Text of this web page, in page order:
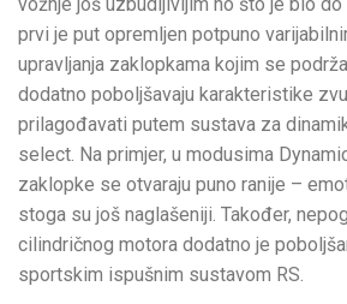
prvi je put opremljen potpuno
upravljanja zaklopkama kojim se
dodatno poboljšavaju karakteristike
prilagođavati putem sustava za
select. Na primjer, u modusima
zaklopke se otvaraju puno ranije –
stoga su još naglašeniji. Također,
cilindričnog motora dodatno je
sportskim ispušnim sustavom RS.